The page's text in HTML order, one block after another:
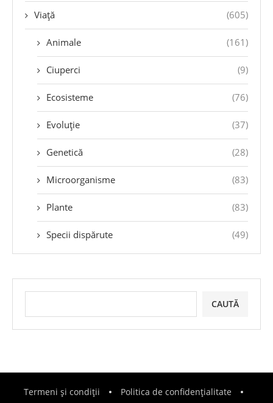
Viață (605)
Animale (161)
Ciuperci (9)
Ecosisteme (76)
Evoluție (37)
Genetică (28)
Microorganisme (83)
Plante (83)
Specii dispărute (49)
CAUTĂ
Termeni și condiții
Politica de confidențialitate